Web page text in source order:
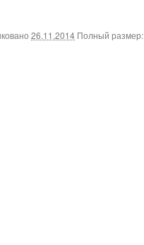
26.11.2014 Полный размер: